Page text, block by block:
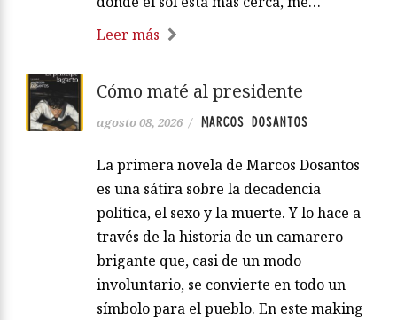
Leer más
Cómo maté al presidente
agosto 08, 2026 / MARCOS DOSANTOS
La primera novela de Marcos Dosantos
es una sátira sobre la decadencia
política, el sexo y la muerte. Y lo hace a
través de la historia de un camarero
brigante que, casi de un modo
involuntario, se convierte en todo un
símbolo para el pueblo. En este making